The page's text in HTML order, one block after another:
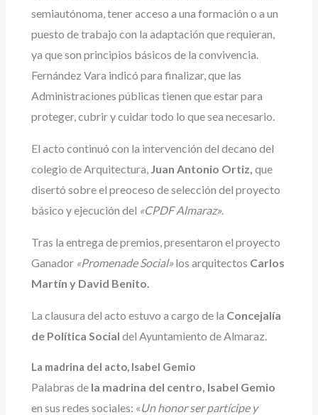
semiautónoma, tener acceso a una formación o a un
puesto de trabajo con la adaptación que requieran,
ya que son principios básicos de la convivencia.
Fernández Vara indicó para finalizar, que las
Administraciones públicas tienen que estar para
proteger, cubrir y cuidar todo lo que sea necesario.
El acto continuó con la intervención del decano del
colegio de Arquitectura, Juan Antonio Ortiz, que
disertó sobre el preoceso de selección del proyecto
básico y ejecución del «CPDF Almaraz».
Tras la entrega de premios, presentaron el proyecto
Ganador «Promenade Social»los arquitectos Carlos
Martín y David Benito.
La clausura del acto estuvo a cargo de la Concejalía
de Política Social del Ayuntamiento de Almaraz.
La madrina del acto, Isabel Gemio
Palabras de la madrina del centro, Isabel Gemio
en sus redes sociales: «Un honor ser partícipe y